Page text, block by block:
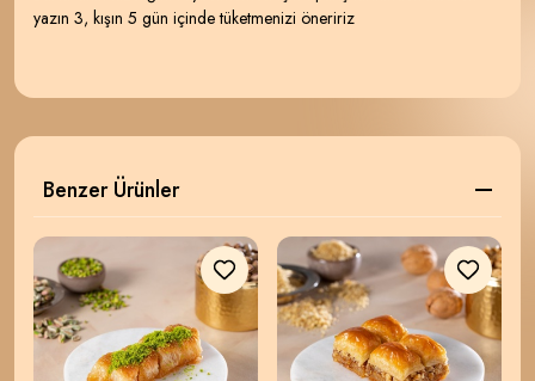
yazın 3, kışın 5 gün içinde tüketmenizi öneririz
Benzer Ürünler